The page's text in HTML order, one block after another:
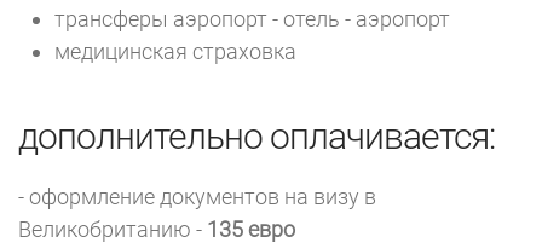
трансферы аэропорт - отель - аэропорт
медицинская страховка
дополнительно оплачивается:
- оформление документов на визу в
Великобританию - 135 евро